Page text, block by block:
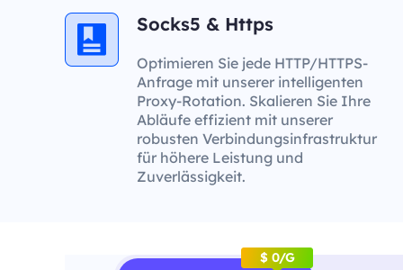
Socks5 & Https
Optimieren Sie jede HTTP/HTTPS-
Anfrage mit unserer intelligenten
Proxy-Rotation. Skalieren Sie Ihre
Abläufe effizient mit unserer
robusten Verbindungsinfrastruktur
für höhere Leistung und
Zuverlässigkeit.
$ 0/G